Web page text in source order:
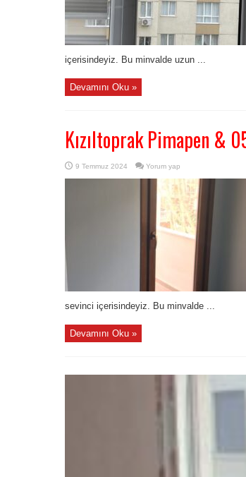
içerisindeyiz. Bu minvalde uzun ...
Devamını Oku »
Kızıltoprak Pimapen &
9 Temmuz 2024 Yorum yap
sevinci içerisindeyiz. Bu minvalde ...
Devamını Oku »